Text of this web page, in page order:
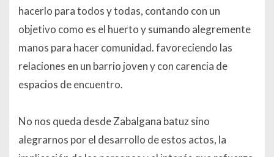
hacerlo para todos y todas, contando con un
objetivo como es el huerto y sumando alegremente
manos para hacer comunidad. favoreciendo las
relaciones en un barrio joven y con carencia de
espacios de encuentro.
No nos queda desde Zabalgana batuz sino
alegrarnos por el desarrollo de estos actos, la